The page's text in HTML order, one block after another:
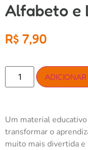
Alfabeto e
R$ 7,90
Um material
transformar o
muito mais divertida e